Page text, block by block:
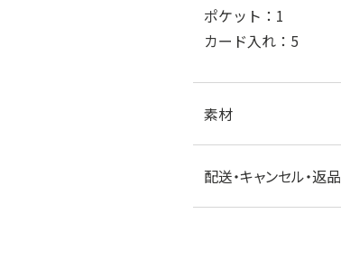
ポケット：1
カード入れ：5
素材
配送・キャンセル・返品